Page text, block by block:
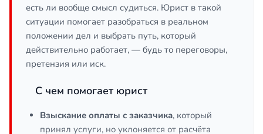
есть ли вообще смысл судиться. Юрист в такой
ситуации помогает разобраться в реальном
положении дел и выбрать путь, который
действительно работает, — будь то переговоры,
претензия или иск.
С чем помогает юрист
Взыскание оплаты с заказчика, который
принял услуги, но уклоняется от расчёта